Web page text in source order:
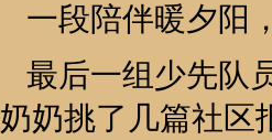
一段陪伴暖夕阳
最后一组少先队
奶奶挑了几篇社区